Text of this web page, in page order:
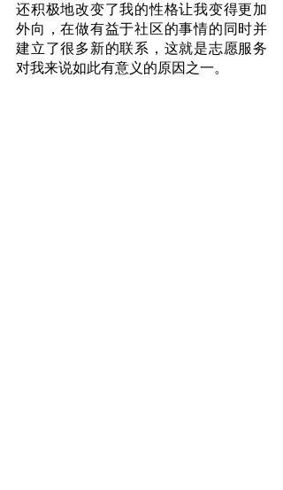
还积极地改变了我的性格让我变得更加
外向，在做有益于社区的事情的同时并
建立了很多新的联系，这就是志愿服务
对我来说如此有意义的原因之一。